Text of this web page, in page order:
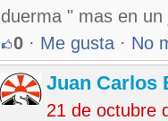
duerma " mas en un
0 · Me gusta · No
Juan Carlos
21 de octubre